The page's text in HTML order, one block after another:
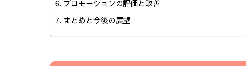
プロモーションの評価と改善
まとめと今後の展望